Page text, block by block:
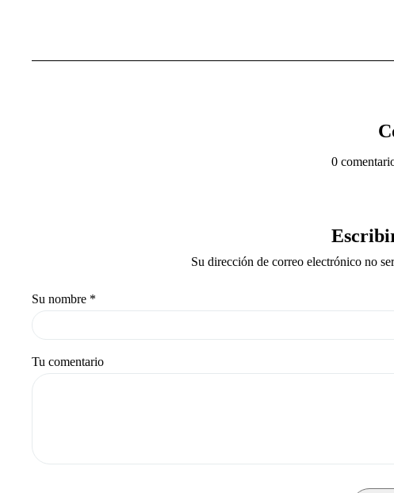
0
Su dirección de correo electrónico no
Su nombre *
Tu comentario